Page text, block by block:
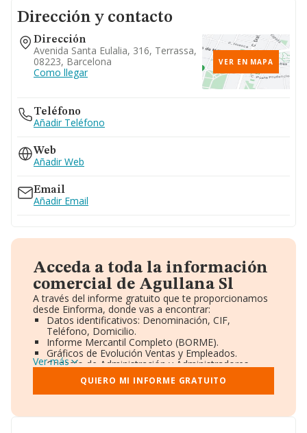
Dirección y contacto
Dirección
Avenida Santa Eulalia, 316, Terrassa,
08223, Barcelona
Como llegar
VER EN MAPA
Teléfono
Añadir Teléfono
Web
Añadir Web
Email
Añadir Email
Acceda a toda la información
comercial de Agullana Sl
A través del informe gratuito que te proporcionamos
desde Einforma, donde vas a encontrar:
Datos identificativos: Denominación, CIF,
Teléfono, Domicilio.
Informe Mercantil Completo (BORME).
Gráficos de Evolución Ventas y Empleados.
Consejo de Administración y Administradores.
Directivos y Ejecutivos.
Accionistas.
Participaciones y Vinculaciones en otras empresas.
Información oficial y registral complementaria.
Ver más
QUIERO MI INFORME GRATUITO